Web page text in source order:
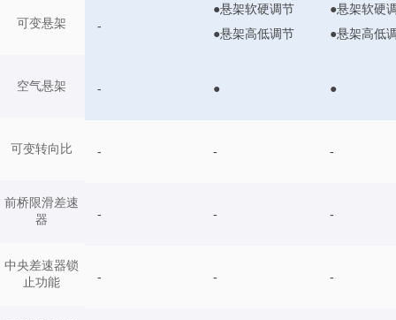
可变悬架
空气悬架
可变转向比
前桥限滑差速
器
中央差速器锁
止功能
-
●悬架软硬调节
●悬架高低调节
●悬架软硬
●悬架高低
- ● ●
- - -
- - -
- - -